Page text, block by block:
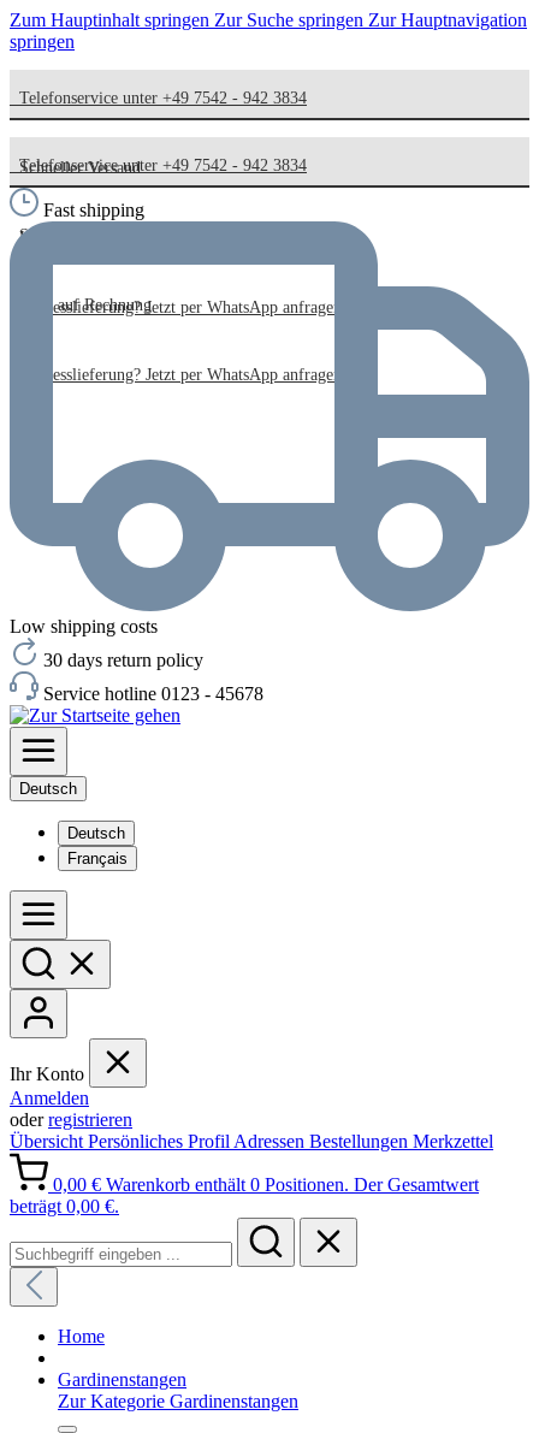
Zum Hauptinhalt springen Zur Suche springen Zur Hauptnavigation
springen
Telefonservice unter +49 7542 - 942 3834
Schneller Versand
Kauf auf Rechnung
Expresslieferung? Jetzt per WhatsApp anfragen!
Telefonservice unter +49 7542 - 942 3834
Schneller Versand
Kauf auf Rechnung
Expresslieferung? Jetzt per WhatsApp anfragen!
Fast shipping
Low shipping costs
30 days return policy
Service hotline 0123 - 45678
Deutsch
Deutsch
Français
Ihr Konto
Anmelden
oderregistrieren
Übersicht Persönliches Profil Adressen Bestellungen Merkzettel
0,00 € Warenkorb enthält 0 Positionen. Der Gesamtwert
beträgt 0,00 €.
Home
Gardinenstangen
Zur Kategorie Gardinenstangen